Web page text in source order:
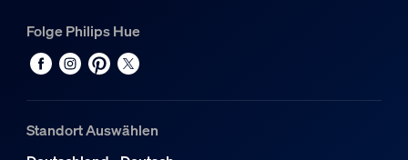
Folge Philips Hue
Standort Auswählen